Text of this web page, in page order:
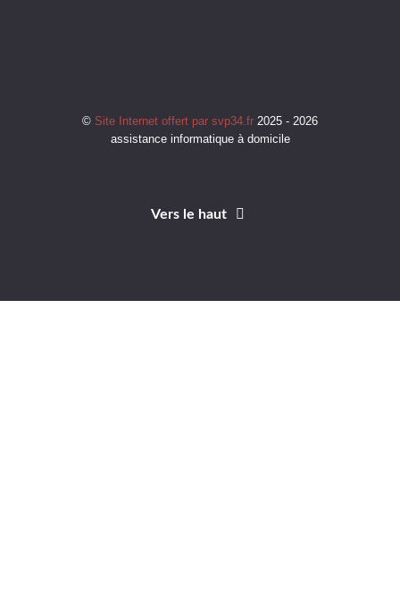
© Site Internet offert par svp34.fr 2025 - 2026
assistance informatique à domicile
Vers le haut